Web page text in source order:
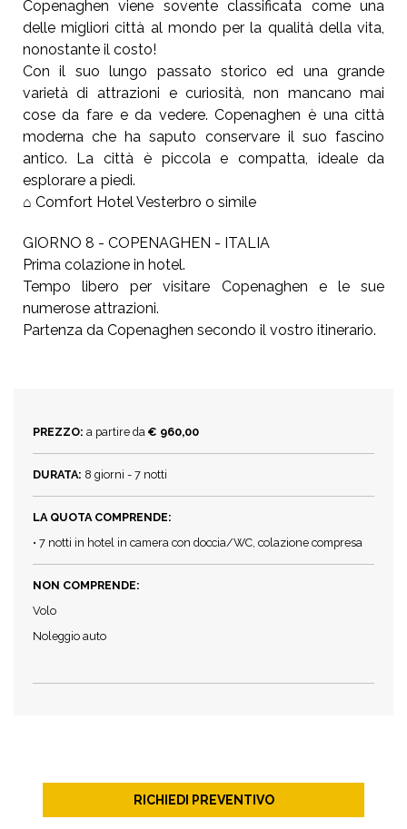
Copenaghen viene sovente classificata come una
delle migliori città al mondo per la qualità della vita,
nonostante il costo!
Con il suo lungo passato storico ed una grande
varietà di attrazioni e curiosità, non mancano mai
cose da fare e da vedere. Copenaghen è una città
moderna che ha saputo conservare il suo fascino
antico. La città è piccola e compatta, ideale da
esplorare a piedi.
⌂ Comfort Hotel Vesterbro o simile
GIORNO 8 - COPENAGHEN - ITALIA
Prima colazione in hotel.
Tempo libero per visitare Copenaghen e le sue
numerose attrazioni.
Partenza da Copenaghen secondo il vostro itinerario.
PREZZO: a partire da € 960,00
DURATA: 8 giorni - 7 notti
LA QUOTA COMPRENDE:
• 7 notti in hotel in camera con doccia/WC, colazione compresa
NON COMPRENDE:
Volo
Noleggio auto
RICHIEDI PREVENTIVO